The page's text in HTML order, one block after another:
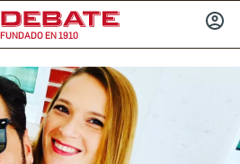
FUNDADO EN 1910